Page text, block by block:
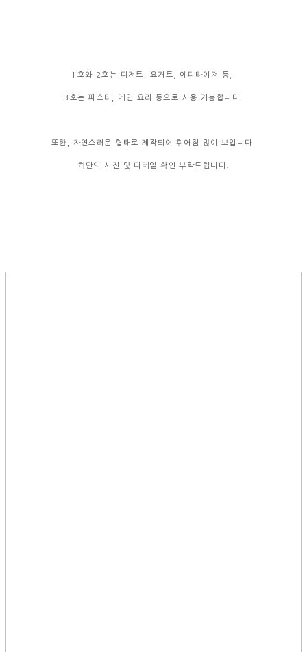
1호와 2호는 디저트, 요거트, 에피타이저 등,
3호는 파스타, 메인 요리 등으로 사용 가능합니다.
또한, 자연스러운 형태로 제작되어 휘어짐 많이 보입니다.
하단의 사진 및 디테일 확인 부탁드립니다.